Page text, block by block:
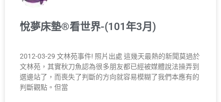
悅夢床墊®看世界-(101年3月)
2012-03-29 文林苑事件! 照片出處 這幾天最熱的新聞莫過於
文林苑，其實秋刀魚認為很多朋友都已經被媒體說法操弄到
選邊站了，而喪失了判斷的方向就容易模糊了我們本應有的
判斷觀點。但當